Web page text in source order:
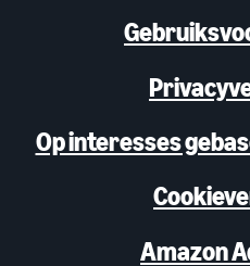
Op interesses
Amazon